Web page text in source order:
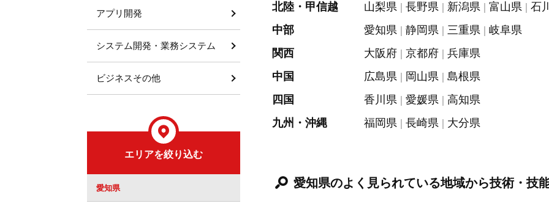
北陸・甲信越
山梨県 長野県 新潟県 富山県 石
中部
愛知県 静岡県 三重県
岐阜県
関西
大阪府 京都府
兵庫県
中国
広島県 岡山県
島根県
四国
香川県 愛媛県
高知県
九州・沖縄
福岡県 長崎県 大分県
愛知県のよく見られている地域から技術・技
アプリ開発
システム開発・業務システム
ビジネスその他
エリアを絞り込む
愛知県